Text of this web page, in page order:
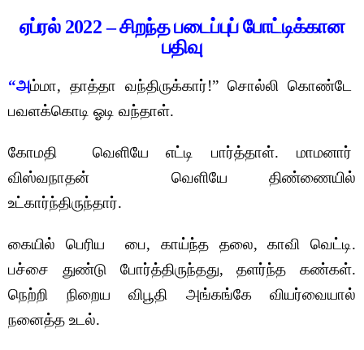
ஏப்ரல்2022 – சிறந்த படைப்புப் போட்டிக்கான
பதிவு
“அம்மா, தாத்தா வந்திருக்கார்!” சொல்லி கொண்டே
பவளக்கொடி ஓடி வந்தாள்.
கோமதி வெளியே எட்டி பார்த்தாள். மாமனார்
விஸ்வநாதன் வெளியே திண்ணையில்
உட்கார்ந்திருந்தார்.
கையில் பெரிய பை, காய்ந்த தலை, காவி வெட்டி.
பச்சை துண்டு போர்த்திருந்தது, தளர்ந்த கண்கள்.
நெற்றி நிறைய விபூதி அங்கங்கே வியர்வையால்
நனைத்த உடல்.